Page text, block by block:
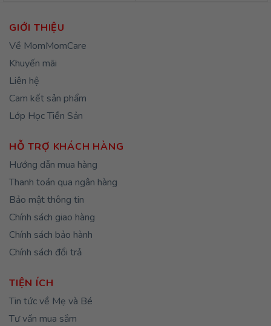
GIỚI THIỆU
Về MomMomCare
Khuyến mãi
Liên hệ
Cam kết sản phẩm
Lớp Học Tiền Sản
HỖ TRỢ KHÁCH HÀNG
Hướng dẫn mua hàng
Thanh toán qua ngân hàng
Bảo mật thông tin
Chính sách giao hàng
Chính sách bảo hành
Chính sách đổi trả
TIỆN ÍCH
Tin tức về Mẹ và Bé
Tư vấn mua sắm